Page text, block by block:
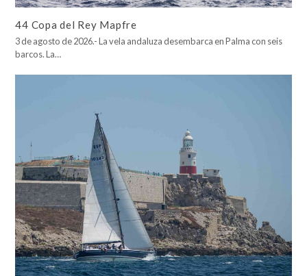
44 Copa del Rey Mapfre
3 de agosto de 2026.- La vela andaluza desembarca en Palma con seis
barcos. La…